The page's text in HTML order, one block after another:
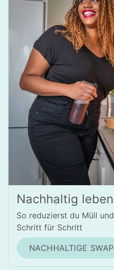
Nachhaltig leben
So reduzierst du Müll
Schritt für Schritt
NACHHALTIGE